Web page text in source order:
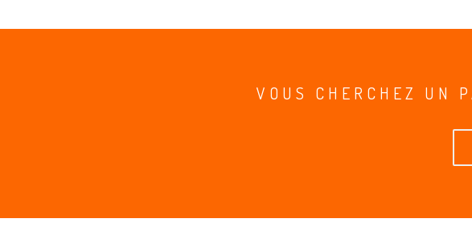
VOUS CHERCHEZ UN